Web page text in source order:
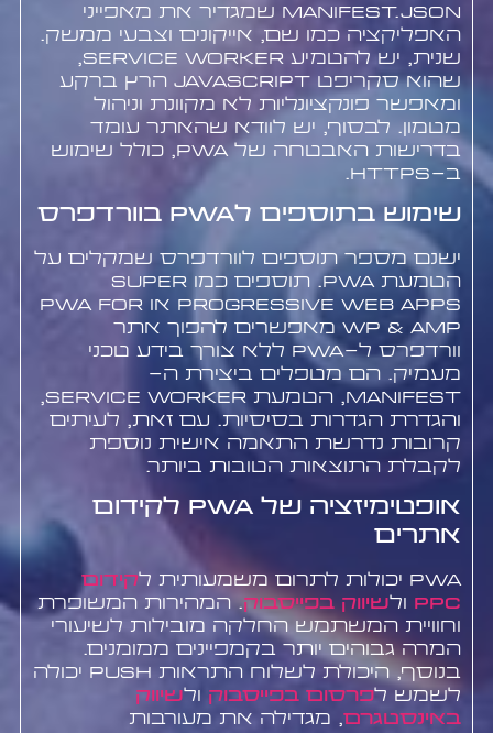
manifest.json שמגדיר את מאפייני
האפליקציה כמו שם, אייקונים וצבעי ממשק.
שנית, יש להטמיע Service Worker,
שהוא סקריפט JavaScript הרץ ברקע
ומאפשר פונקציונליות לא מקוונת וניהול
מטמון. לבסוף, יש לוודא שהאתר עומד
בדרישות האבטחה של PWA, כולל שימוש
ב-HTTPS.
שימוש בתוספים לPWA בוורדפרס
ישנם מספר תוספים לוורדפרס שמקלים על
הטמעת PWA. תוספים כמו Super
Progressive Web Apps או PWA for
WP & AMP מאפשרים להפוך אתר
וורדפרס ל-PWA ללא צורך בידע טכני
מעמיק. הם מטפלים ביצירת ה-
manifest, הטמעת Service Worker,
והגדרת הגדרות בסיסיות. עם זאת, לעיתים
קרובות נדרשת התאמה אישית נוספת
לקבלת התוצאות הטובות ביותר.
אופטימיזציה של PWA לקידום
אתרים
PWA יכולות לתרום משמעותית ל
קידום
PPC ולשיווק בפייסבוק. המהירות המשופרת
וחוויית המשתמש החלקה מובילות לשיעורי
המרה גבוהים יותר בקמפיינים ממומנים.
בנוסף, היכולת לשלוח התראות push יכולה
לשמש לפרסום בפייסבוק ולשיווק
באינסטגרם, מגדילה את מעורבות